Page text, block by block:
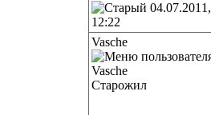
04.07.2011,
12:22
Vasche
Старожил